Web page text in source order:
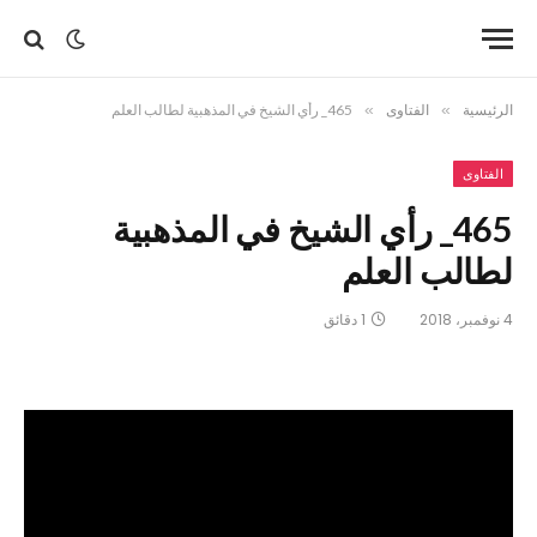
الرئيسية » الفتاوى » 465_ رأي الشيخ في المذهبية لطالب العلم
الفتاوى
465_ رأي الشيخ في المذهبية
لطالب العلم
4 نوفمبر، 2018 1 دقائق